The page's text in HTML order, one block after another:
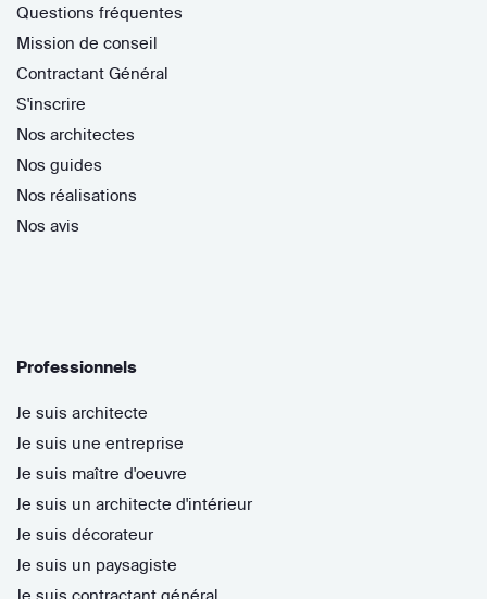
Questions fréquentes
Mission de conseil
Contractant Général
S'inscrire
Nos architectes
Nos guides
Nos réalisations
Nos avis
Professionnels
Je suis architecte
Je suis une entreprise
Je suis maître d'oeuvre
Je suis un architecte d'intérieur
Je suis décorateur
Je suis un paysagiste